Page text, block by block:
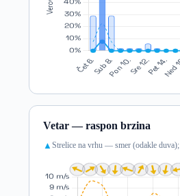
Vetar — raspon brzina
▲ Strelice na vrhu — smer (odakle